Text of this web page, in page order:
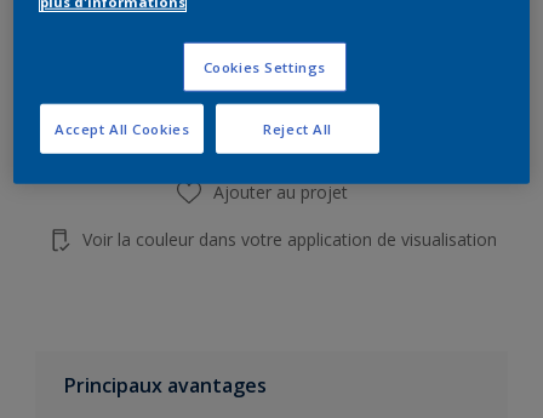
Add to Shopping list
Trouver un magasin
Ajouter au projet
Voir la couleur dans votre application de visualisation
Principaux avantages
Cookies Settings
Reject All
Accept All Cookies